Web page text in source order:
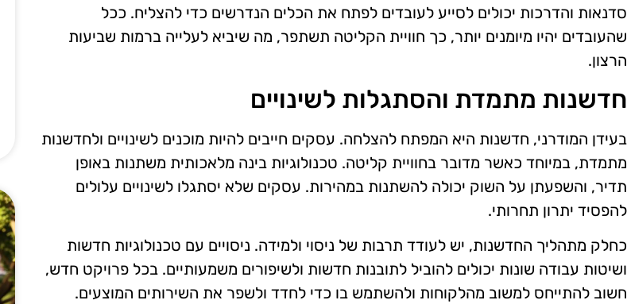
סדנאות והדרכות יכולים לסייע לעובדים לפתח את הכלים הנדרשים כדי להצליח. ככל
שהעובדים יהיו מיומנים יותר, כך חוויית הקליטה תשתפר, מה שיביא לעלייה ברמות שביעות
הרצון.
חדשנות מתמדת והסתגלות לשינויים
בעידן המודרני, חדשנות היא המפתח להצלחה. עסקים חייבים להיות מוכנים לשינויים ולחדשנות
מתמדת, במיוחד כאשר מדובר בחוויית קליטה. טכנולוגיות בינה מלאכותית משתנות באופן
תדיר, והשפעתן על השוק יכולה להשתנות במהירות. עסקים שלא יסתגלו לשינויים עלולים
להפסיד יתרון תחרותי.
כחלק מתהליך החדשנות, יש לעודד תרבות של ניסוי ולמידה. ניסויים עם טכנולוגיות חדשות
ושיטות עבודה שונות יכולים להוביל לתובנות חדשות ולשיפורים משמעותיים. בכל פרויקט חדש,
חשוב להתייחס למשוב מהלקוחות ולהשתמש בו כדי לחדד ולשפר את השירותים המוצעים.